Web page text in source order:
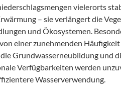
vielerorts
– sie verlängert die
und Ökosystemen.
einer zunehmenden
Grundwasserneubildung und
Verfügbarkeiten werden
Wasserverwendung.